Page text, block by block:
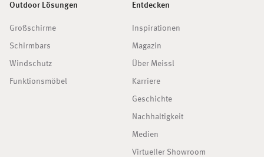
Outdoor Lösungen
Großschirme
Schirmbars
Windschutz
Funktionsmöbel
Entdecken
Inspirationen
Magazin
Über Meissl
Karriere
Geschichte
Nachhaltigkeit
Medien
Virtueller Showroom